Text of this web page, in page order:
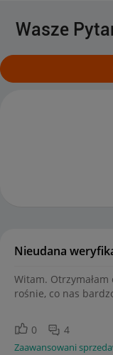
Wasze
Nieudana
Witam.
rośnie, co nas
0 4
Zaawansowani